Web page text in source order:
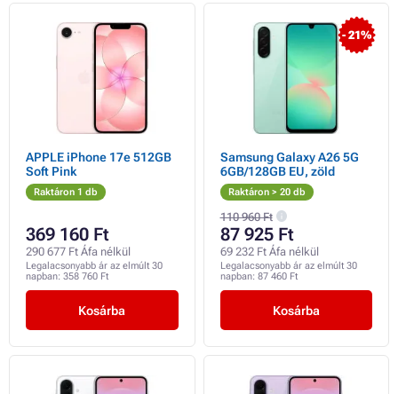
APPLE iPhone 17e 512GB
Soft Pink
Raktáron 1 db
369 160 Ft
290 677 Ft Áfa nélkül
Legalacsonyabb ár az elmúlt 30
napban: 358 760 Ft
Kosárba
- 21%
Samsung Galaxy A26 5G
6GB/128GB EU, zöld
Raktáron > 20 db
110 960 Ft
87 925 Ft
69 232 Ft Áfa nélkül
Legalacsonyabb ár az elmúlt 30
napban: 87 460 Ft
Kosárba